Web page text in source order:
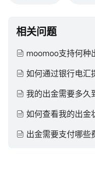
相关问题
moomoo支持何种
如何通过银行电汇
我的出金需要多久
如何查看我的出金
出金需要支付哪些